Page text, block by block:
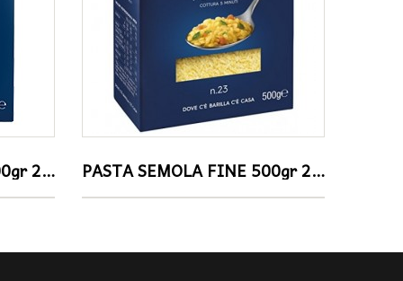
PASTA SEMOLA FINE 500gr 21 TEMPESTINE BARILLA PASTA SEMOLA FINE 500gr 23 PUNTINE BARILLA